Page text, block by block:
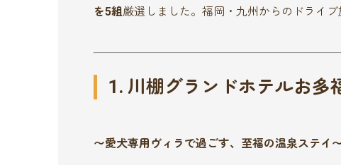
を5組厳選しました。福岡・九州からのドライ
1. 川棚グランドホテルお多
〜愛犬専用ヴィラで過ごす、至福の温泉ステイ